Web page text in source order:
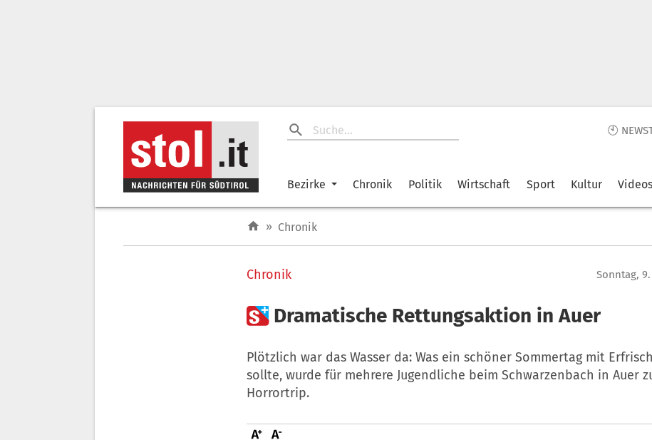
🕙
Bezirke Chronik Politik Wirtschaft Sport Kultur Videos
» Chronik
Chronik Sonntag,
 Dramatische Rettungsaktion in Auer
Plötzlich war das Wasser da: Was ein schöner Sommertag mit
sollte, wurde für mehrere Jugendliche beim Schwarzenbach in Auer
Horrortrip.